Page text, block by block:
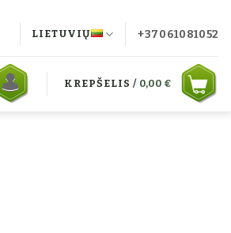
LIETUVIŲ +37061081052
KREPŠELIS / 0,00 €